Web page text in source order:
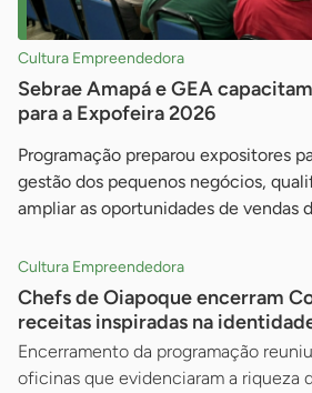
Cultura Empreendedora
Sebrae Amapá e GEA
para a Expofeira 2026
Programação preparou expositores
gestão dos pequenos negócios,
ampliar as oportunidades de vendas
Cultura Empreendedora
Chefs de Oiapoque encerram
receitas inspiradas na
Encerramento da programação
oficinas que evidenciaram a riqueza